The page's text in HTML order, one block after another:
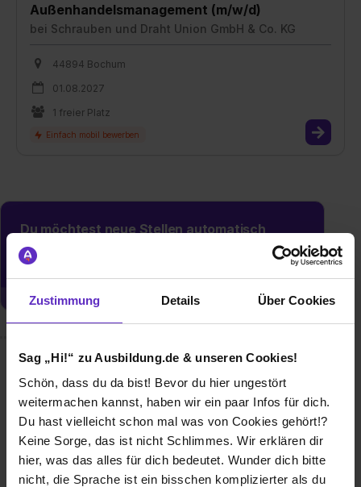
Zustimmung Details Über Cookies
Sag „Hi!“ zu Ausbildung.de & unseren Cookies!
Schön, dass du da bist! Bevor du hier ungestört
weitermachen kannst, haben wir ein paar Infos für dich.
Du hast vielleicht schon mal was von Cookies gehört!?
Keine Sorge, das ist nicht Schlimmes. Wir erklären dir
hier, was das alles für dich bedeutet. Wunder dich bitte
nicht, die Sprache ist ein bisschen komplizierter als du
Außenhandelsmanagement (m/w/d)
bei Schrauben und Draht Union GmbH & Co. KG
44894 Bochum
01.08.2027
1 freier Platz
Du möchtest neue Stellen automatisch
zugeschickt bekommen?
wir einiges zu bieten haben: Tarifvertragliche
Ausbildungsvergütung | Tarifvertragliches Urlaubs- und
Weihnachtsgeld | Fahrtkostenzuschuss | Ausbildungszeit:
38,50 Stunden/Woche | Urlaub: 30 Arbeitstage/Jahr |